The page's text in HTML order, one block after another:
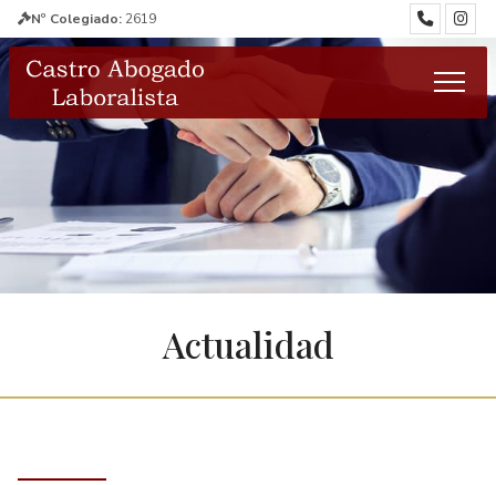
Nº Colegiado: 2619
Actualidad